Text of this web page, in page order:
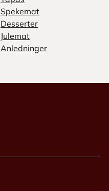
Spekemat
Desserter
Julemat
Anledninger